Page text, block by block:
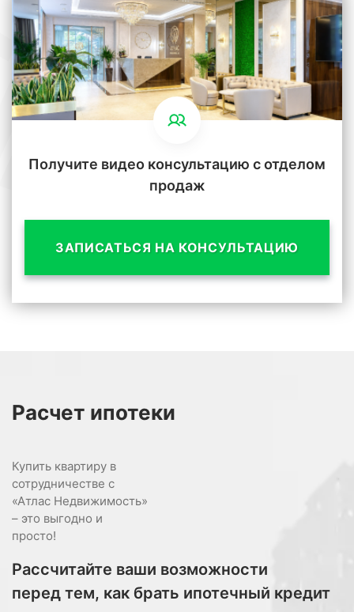
Получите видео консультацию с отделом
продаж
ЗАПИСАТЬСЯ НА КОНСУЛЬТАЦИЮ
Расчет ипотеки
Купить квартиру в
сотрудничестве с
«Атлас Недвижимость»
– это выгодно и
просто!
Рассчитайте ваши возможности
перед тем, как брать ипотечный кредит